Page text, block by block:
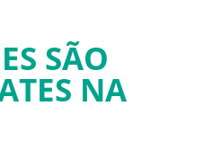
SÃO
NA